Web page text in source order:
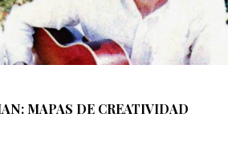
MAPAS DE CREATIVIDAD